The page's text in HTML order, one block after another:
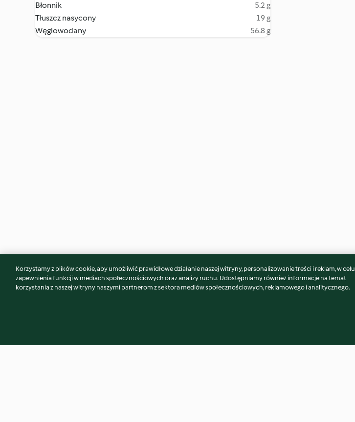
Błonnik
5.2 g
Tłuszcz nasycony
19 g
Węglowodany
56.8 g
Może spodoba Ci się również...
Korzystamy z plików cookie, aby umożliwić prawidłowe działanie naszej witryny, personalizowanie treści i reklam, w celu
zapewnienia funkcji w mediach społecznościowych oraz analizy ruchu. Udostępniamy również informacje na temat
korzystania z naszej witryny naszymi partnerom z sektora mediów społecznościowych, reklamowego i analitycznego.